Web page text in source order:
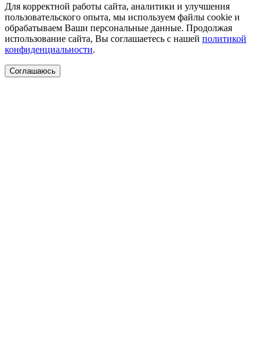
Для корректной работы сайта, аналитики и улучшения
пользовательского опыта, мы используем файлы cookie и
обрабатываем Ваши персональные данные. Продолжая
использование сайта, Вы соглашаетесь с нашей политикой
конфиденциальности.
Соглашаюсь